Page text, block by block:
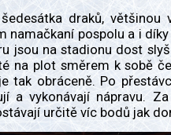
draků, většinou
namačkaní pospolu a i
jsou na stadionu dost
na plot směrem k sobě
tak obráceně. Po
a vykonávají nápravu.
určitě víc bodů jak